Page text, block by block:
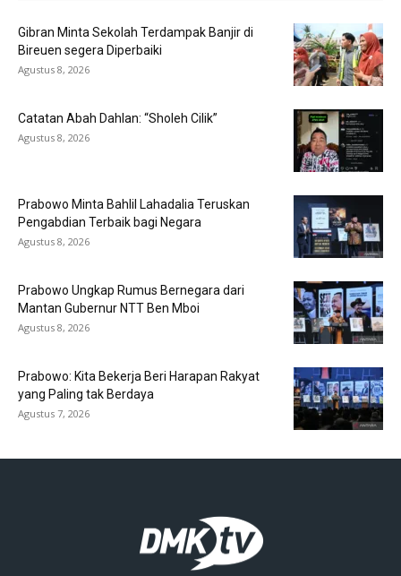
Gibran Minta Sekolah Terdampak Banjir di
Bireuen segera Diperbaiki
Agustus 8, 2026
Catatan Abah Dahlan: “Sholeh Cilik”
Agustus 8, 2026
Prabowo Minta Bahlil Lahadalia Teruskan
Pengabdian Terbaik bagi Negara
Agustus 8, 2026
Prabowo Ungkap Rumus Bernegara dari
Mantan Gubernur NTT Ben Mboi
Agustus 8, 2026
Prabowo: Kita Bekerja Beri Harapan Rakyat
yang Paling tak Berdaya
Agustus 7, 2026